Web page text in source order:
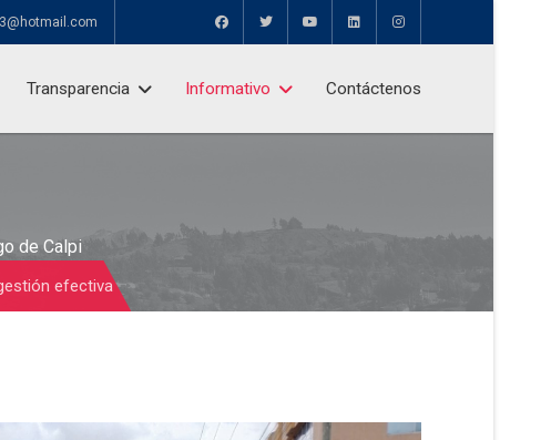
Transparencia Informativo Contáctenos
de Calpi
efectiva